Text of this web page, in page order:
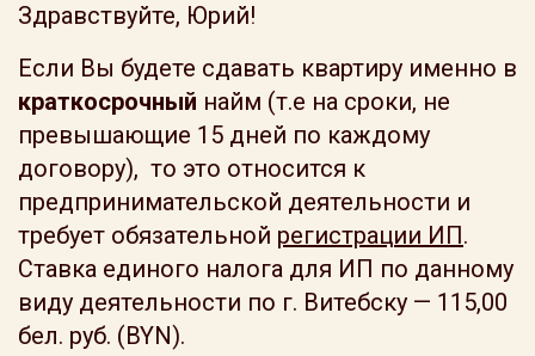
Здравствуйте, Юрий!
Если Вы будете сдавать квартиру именно в
краткосрочный найм (т.е на сроки, не
превышающие 15 дней по каждому
договору), то это относится к
предпринимательской деятельности и
требует обязательной регистрации ИП.
Ставка единого налога для ИП по данному
виду деятельности по г. Витебску — 115,00
бел. руб. (BYN).